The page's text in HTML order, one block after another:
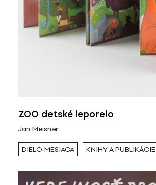
ZOO detské leporelo
Jan Meisner
DIELO MESIACA KNIHY A PUBLIKÁCIE